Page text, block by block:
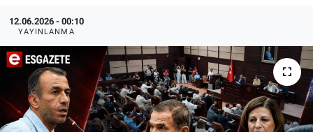
12.06.2026 - 00:10
YAYINLANMA
Alış-Veriş/İş dünyası
Kültür Sanat
Politika
Bilecik
Kütahya